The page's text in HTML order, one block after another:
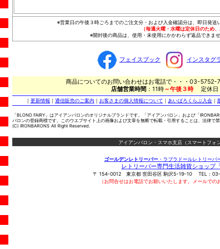
※営業日の午後３時ごろまでのご注文分・および入金確認分は、即日発
（毎週火曜・水曜は定休日のため
※開封後の商品は、使用・未使用にかかわらず返品できま
フェイスブック インスタグ
商品についてのお問い合わせはお電話で・・・03-5752-
店舗営業時間 ：11時～午後３時 定休
｜ 更新情報 ｜ 通信販売のご案内 ｜ お客さまの個人情報について ｜ あいばろくらぶ入会 ｜
「BLOND FAIRY」はアイアンバロンのオリジナルブランドです。「アイアンバロン」および「
バロンの登録商標です。このウエブサイト上の画像および文章を無断で転載・引用することは、法律で
(C) IRONBARONS All Right Reserved.
アイアンバロン・スマホ支店（スマートフォ
ゴールデンレトリーバー ・ラブラドールレトリー
レトリーバー専門生活雑貨ショップ
〒 154-0012 東京都 世田谷区 駒沢5-19-10 TEL：
（お問合せはお電話でお願いいたします。メールで